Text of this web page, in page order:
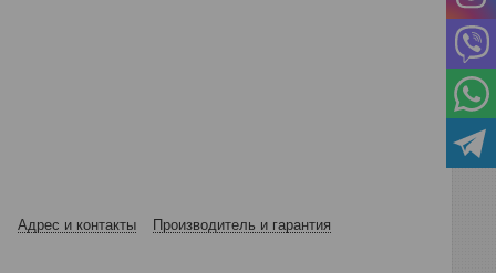
Адрес и контакты Производитель и гарантия